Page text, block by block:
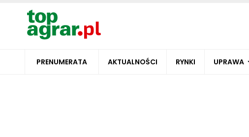
PRENUMERATA AKTUALNOŚCI RYNKI UPRAWA